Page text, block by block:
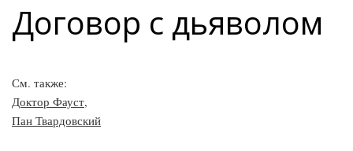
Договор с дьяволом
См. также:
Доктор Фауст,
Пан Твардовский